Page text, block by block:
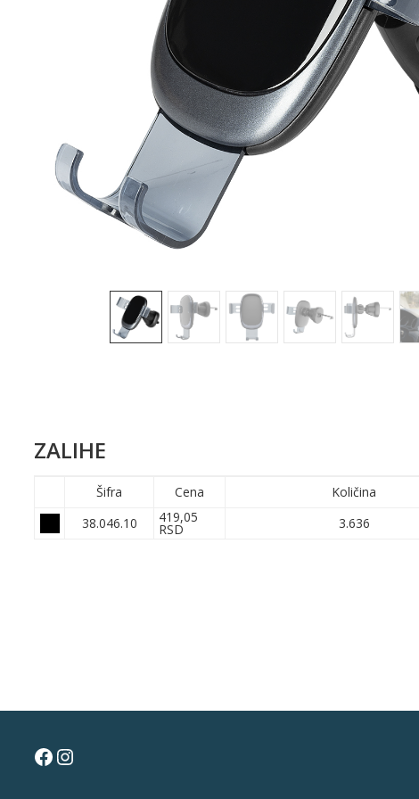
ZALIHE
Šifra Cena Količina
38.046.10
419,05
RSD 3.636
Facebook
Instagram